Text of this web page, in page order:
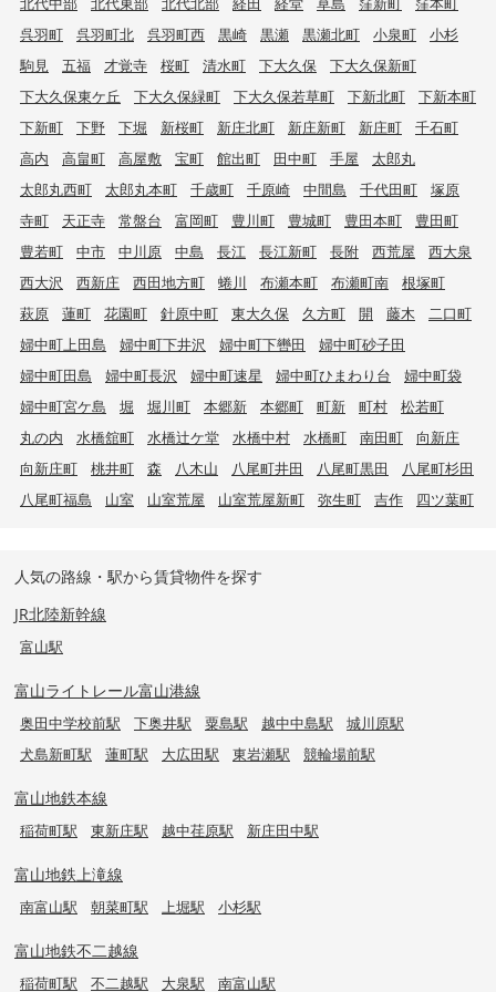
呉羽町
呉羽町北 呉羽町西 黒崎 黒瀬 黒瀬北町 小泉町
小杉
駒見
五福 才覚寺 桜町 清水町 下大久保
下大久保新町
下大久保東ケ丘
下大久保緑町 下大久保若草町 下新北町
下新本町
下新町
下野 下堀 新桜町 新庄北町 新庄新町 新庄町
千石町
高内
高畠町 高屋敷 宝町 館出町 田中町 手屋
太郎丸
太郎丸西町
太郎丸本町 千歳町 千原崎 中間島 千代田町
塚原
寺町
天正寺 常盤台 富岡町 豊川町 豊城町 豊田本町
豊田町
豊若町
中市 中川原 中島 長江 長江新町 長附 西荒屋
西大泉
西大沢
西新庄 西田地方町 蜷川 布瀬本町 布瀬町南
根塚町
萩原
蓮町 花園町 針原中町 東大久保 久方町 開 藤木
二口町
婦中町上田島
婦中町下井沢 婦中町下轡田
婦中町砂子田
婦中町田島
婦中町長沢 婦中町速星 婦中町ひまわり台
婦中町袋
婦中町宮ケ島
堀 堀川町 本郷新 本郷町 町新 町村
松若町
丸の内
水橋舘町 水橋辻ケ堂 水橋中村 水橋町 南田町
向新庄
向新庄町
桃井町 森 八木山 八尾町井田 八尾町黒田
八尾町杉田
八尾町福島
山室 山室荒屋 山室荒屋新町 弥生町 吉作 四ツ葉町
人気の路線・駅から賃貸物件を探す
JR北陸新幹線
富山駅
富山ライトレール富山港線
奥田中学校前駅 下奥井駅 粟島駅 越中中島駅
城川原駅
犬島新町駅
蓮町駅 大広田駅 東岩瀬駅 競輪場前駅
富山地鉄本線
稲荷町駅 東新庄駅 越中荏原駅 新庄田中駅
富山地鉄上滝線
南富山駅 朝菜町駅 上堀駅 小杉駅
富山地鉄不二越線
稲荷町駅 不二越駅 大泉駅 南富山駅